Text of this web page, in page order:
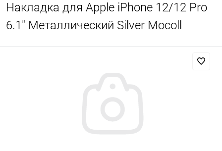
Накладка для Apple iPhone 12/12 Pro
6.1" Металлический Silver Mocoll
Сегодня